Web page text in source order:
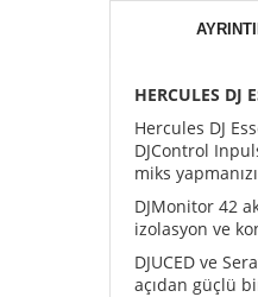
HERCULES DJ
Hercules DJ
DJControl
miks
DJMonitor 42
izolasyon ve
DJUCED ve
açıdan güçlü